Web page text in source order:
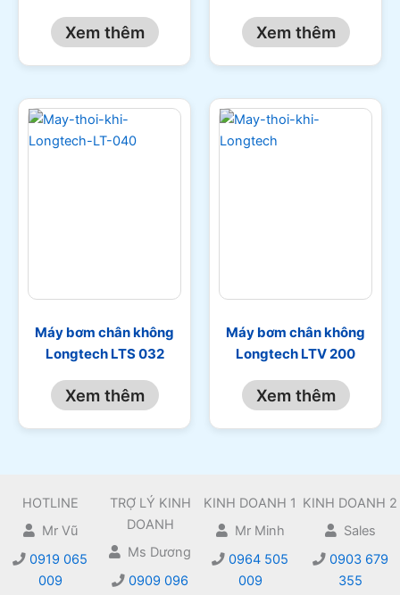
Xem thêm Xem thêm
Máy bơm chân không
Longtech LTS 032
Xem thêm
Máy bơm chân không
Longtech LTV 200
Xem thêm
HOTLINE
Mr Vũ
0919 065
009
TRỢ LÝ KINH
DOANH
Ms Dương
0909 096
KINH DOANH 1
Mr Minh
0964 505
009
KINH DOANH 2
Sales
0903 679
355